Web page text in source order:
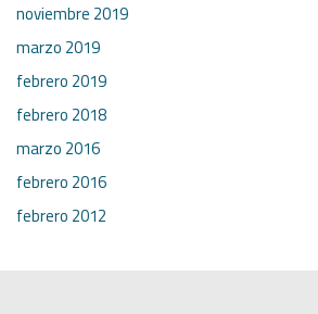
noviembre 2019
marzo 2019
febrero 2019
febrero 2018
marzo 2016
febrero 2016
febrero 2012